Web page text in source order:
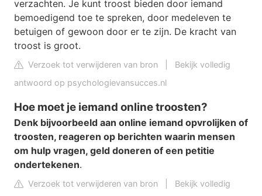
verzachten. Je kunt troost bieden door iemand
bemoedigend toe te spreken, door medeleven te
betuigen of gewoon door er te zijn. De kracht van
troost is groot.
Verzoek tot verwijderen van bron
Bekijk volledig
antwoord op psychologievansucces.nl
Hoe moet je iemand online troosten?
Denk bijvoorbeeld aan online iemand opvrolijken of
troosten, reageren op berichten waarin mensen
om hulp vragen, geld doneren of een petitie
ondertekenen.
Verzoek tot verwijderen van bron
Bekijk volledig